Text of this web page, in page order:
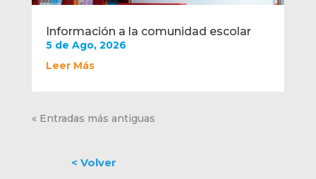
Información a la comunidad escolar
5 de Ago, 2026
Leer Más
« Entradas más antiguas